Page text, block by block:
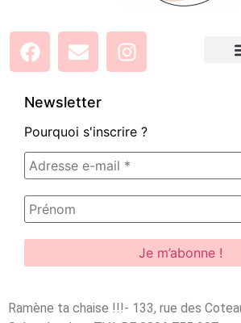
Newsletter
Pourquoi s'inscrire ?
Ramène ta chaise !!!- 133, rue des